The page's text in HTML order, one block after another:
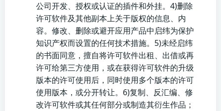
公司开发、授权或认证的插件和外挂。4)删除
许可软件及其他副本上关于版权的信息、内
容。修改、删除或避开应用产品中启纬为保护
知识产权而设置的任何技术措施。5)未经启纬
的书面同意，擅自将许可软件出租、出借或再
许可给第三方使用，或在获得许可软件的升级
版本的许可使用后，同时使用多个版本的许可
使用版本，或分开转让。6)复制、反汇编、修
改许可软件或其任何部分或制造其衍生作品；